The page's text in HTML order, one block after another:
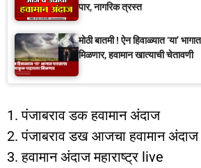
पार, नागरिक त्रस्त
मोठी बातमी ! ऐन हिवाळ्यात ‘या’
मिळणार, हवामान खात्याची चेतावणी
1. पंजाबराव डक हवामान अंदाज
2. पंजाबराव डख आजचा हवामान अंदाज
3. हवामान अंदाज महाराष्ट्र live